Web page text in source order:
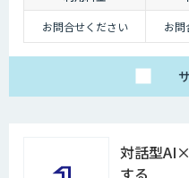
お問合せください
お問
対話型
する